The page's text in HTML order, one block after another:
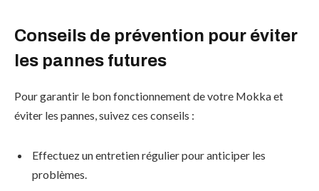
Conseils de prévention pour éviter
les pannes futures
Pour garantir le bon fonctionnement de votre Mokka et
éviter les pannes, suivez ces conseils :
Effectuez un entretien régulier pour anticiper les
problèmes.